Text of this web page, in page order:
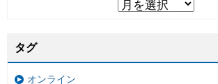
タグ
オンライン